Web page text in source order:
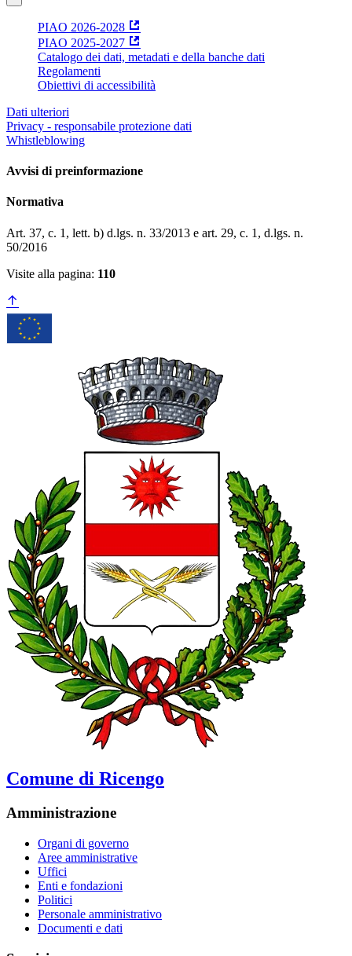
PIAO 2026-2028
PIAO 2025-2027
Catalogo dei dati, metadati e della banche dati
Regolamenti
Obiettivi di accessibilità
Dati ulteriori
Privacy - responsabile protezione dati
Whistleblowing
Avvisi di preinformazione
Normativa
Art. 37, c. 1, lett. b) d.lgs. n. 33/2013 e art. 29, c. 1, d.lgs. n.
50/2016
Visite alla pagina: 110
Comune di Ricengo
Amministrazione
Organi di governo
Aree amministrative
Uffici
Enti e fondazioni
Politici
Personale amministrativo
Documenti e dati